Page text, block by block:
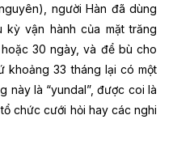
người Hàn đã dùng
vận hành của mặt trăng
30 ngày, và để bù cho
khoảng 33 tháng lại có một
này là “yundal”, được coi là
chức cưới hỏi hay các nghi